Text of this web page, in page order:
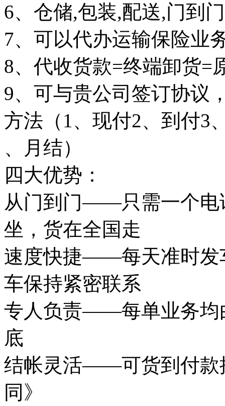
6、仓储,包装,配送,门到
7、可以代办运输保险业
8、代收货款=终端卸货=
9、可与贵公司签订协议
方法（1、现付2、到付3
、月结）
四大优势：
从门到门——只需一个电
坐，货在全国走
速度快捷——每天准时发
车保持紧密联系
专人负责——每单业务均
底
结帐灵活——可货到付款
同》